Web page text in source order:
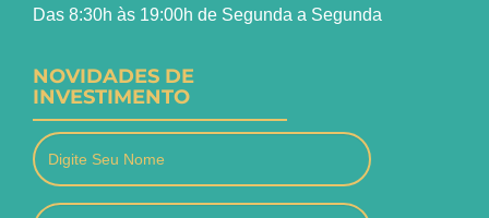
Das 8:30h às 19:00h de Segunda a Segunda
NOVIDADES DE
INVESTIMENTO